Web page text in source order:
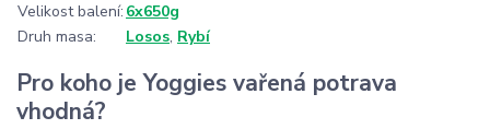
Velikost balení: 6x650g
Druh masa:
Losos, Rybí
Pro koho je Yoggies vařená potrava
vhodná?